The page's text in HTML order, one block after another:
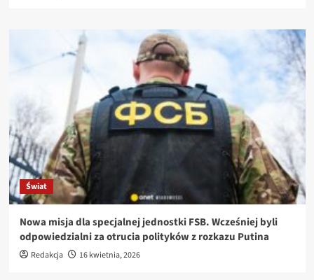
Świat
Nowa misja dla specjalnej jednostki FSB. Wcześniej byli
odpowiedzialni za otrucia polityków z rozkazu Putina
Redakcja 16 kwietnia, 2026